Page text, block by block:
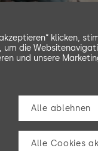
klicken,
die
und unsere
Alle ablehnen
Alle Cookies